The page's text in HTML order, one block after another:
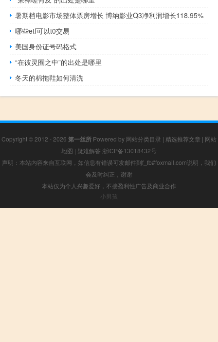
暑期档电影市场整体票房增长 博纳影业Q3净利润增长118.95%
哪些etf可以t0交易
美国身份证号码格式
“在彼灵囿之中”的出处是哪里
冬天的棉拖鞋如何清洗
Copyright © 2012 - 2026 第一丝所 Powered by 网站分类目录 | 精选推荐文章 | 网站
地图 | 疑难解答 浙ICP备13018432号
声明：本站内容来自互联网，如信息有错误可发邮件到f_fb#foxmail.com说明，我们
会及时纠正，谢谢
本站仅为个人兴趣爱好，不接盈利性广告及商业合作
小男孩